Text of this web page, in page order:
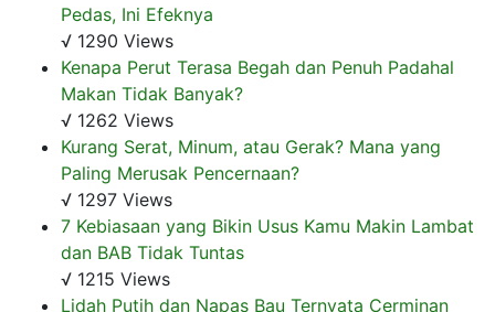
Pedas, Ini Efeknya
√ 1290 Views
Kenapa Perut Terasa Begah dan Penuh Padahal
Makan Tidak Banyak?
√ 1262 Views
Kurang Serat, Minum, atau Gerak? Mana yang
Paling Merusak Pencernaan?
√ 1297 Views
7 Kebiasaan yang Bikin Usus Kamu Makin Lambat
dan BAB Tidak Tuntas
√ 1215 Views
Lidah Putih dan Napas Bau Ternyata Cerminan